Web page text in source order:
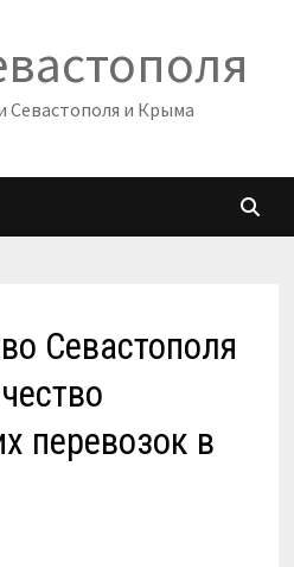
Севастополя и Крыма
Севастополя
перевозок в